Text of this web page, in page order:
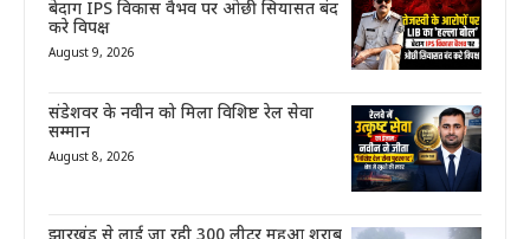
बेदाग IPS विकास वैभव पर ओछी सियासत बंद
करे विपक्ष
August 9, 2026
संडेशवर के नवीन को मिला विशिष्ट रेल सेवा
सम्मान
August 8, 2026